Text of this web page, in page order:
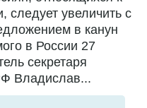
следует увеличить с
в канун
в России 27
секретаря
Владислав...